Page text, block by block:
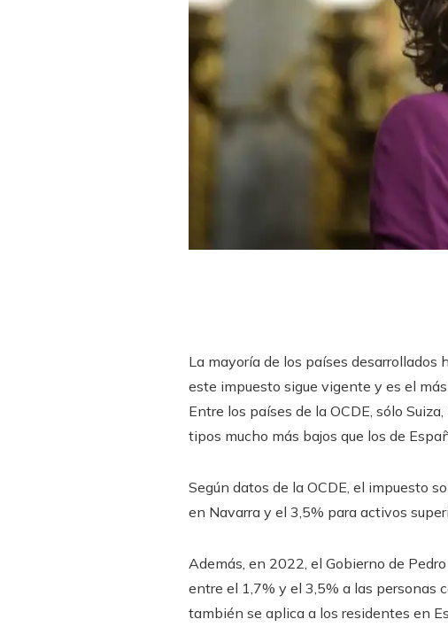
La mayoría de los países
este impuesto sigue vigente y es el
Entre los países de la OCDE, sólo
tipos mucho más bajos que los de
Según datos de la OCDE, el impuesto
en Navarra y el 3,5% para activos
Además, en 2022, el Gobierno de
entre el 1,7% y el 3,5% a las personas
también se aplica a los residentes en